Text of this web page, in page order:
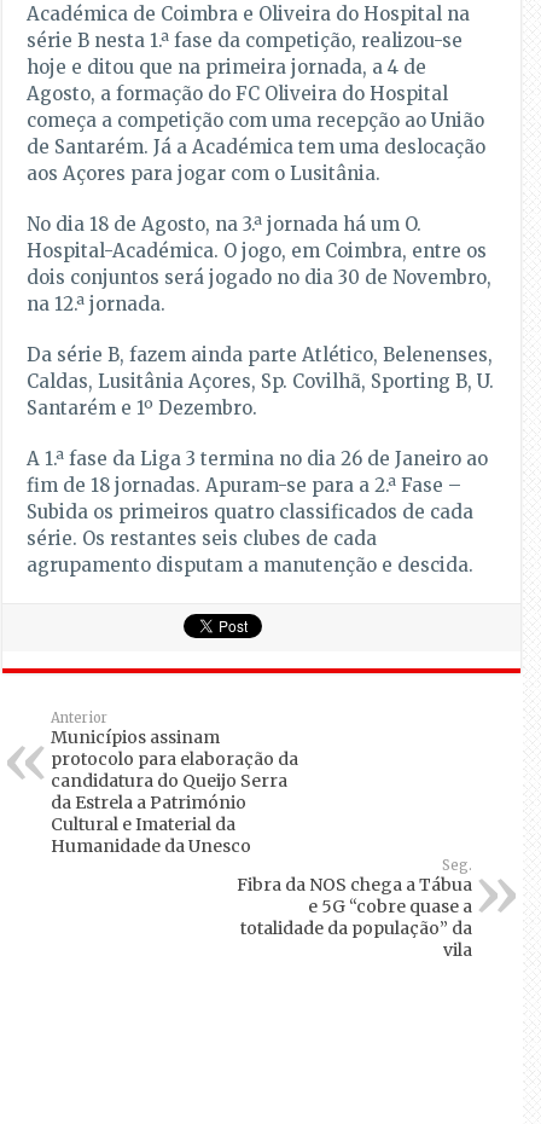
Académica de Coimbra e Oliveira do Hospital na
série B nesta 1.ª fase da competição, realizou-se
hoje e ditou que na primeira jornada, a 4 de
Agosto, a formação do FC Oliveira do Hospital
começa a competição com uma recepção ao União
de Santarém. Já a Académica tem uma deslocação
aos Açores para jogar com o Lusitânia.
No dia 18 de Agosto, na 3.ª jornada há um O.
Hospital-Académica. O jogo, em Coimbra, entre os
dois conjuntos será jogado no dia 30 de Novembro,
na 12.ª jornada.
Da série B, fazem ainda parte Atlético, Belenenses,
Caldas, Lusitânia Açores, Sp. Covilhã, Sporting B, U.
Santarém e 1º Dezembro.
A 1.ª fase da Liga 3 termina no dia 26 de Janeiro ao
fim de 18 jornadas. Apuram-se para a 2.ª Fase –
Subida os primeiros quatro classificados de cada
série. Os restantes seis clubes de cada
agrupamento disputam a manutenção e descida.
Anterior
Municípios assinam
protocolo para elaboração da
candidatura do Queijo Serra
da Estrela a Património
Cultural e Imaterial da
Humanidade da Unesco
Seg.
Fibra da NOS chega a Tábua
e 5G “cobre quase a
totalidade da população” da
vila